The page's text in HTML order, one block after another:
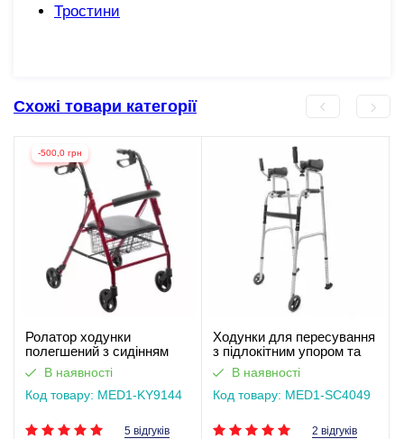
Тростини
Схожі товари категорії
-500,0 грн
Ролатор ходунки
полегшений з сидінням
MED1-KY9144
(відеоогляд)
В наявності
Код товару: MED1-KY9144
5 відгуків
Ходунки для пересування
з підлокітним упором та
колесами MED1-SC4049
В наявності
Код товару: MED1-SC4049
2 відгуків